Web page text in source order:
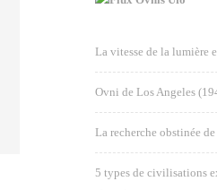
La vitesse de la lumière
Ovni de Los Angeles
La recherche obstinée
5 types de civilisations